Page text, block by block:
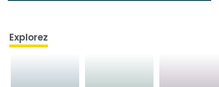
Explorez